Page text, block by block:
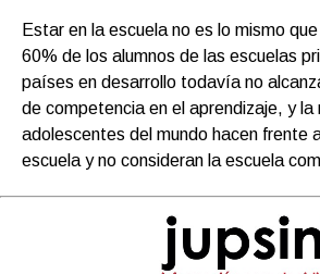
Estar en la escuela no es lo mismo
60% de los alumnos de las escuelas
países en desarrollo todavía no
de competencia en el aprendizaje, y la
adolescentes del mundo hacen frente
escuela y no consideran la escuela